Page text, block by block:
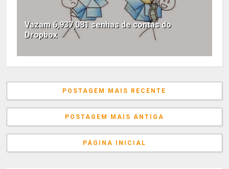
Vazam 6,937,081 senhas de contas do
Dropbox
POSTAGEM MAIS RECENTE
POSTAGEM MAIS ANTIGA
PÁGINA INICIAL